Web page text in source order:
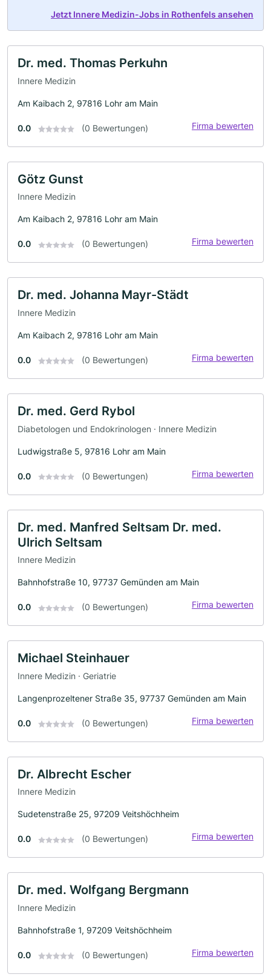
Jetzt Innere Medizin-Jobs in Rothenfels ansehen
Dr. med. Thomas Perkuhn
Innere Medizin
Am Kaibach 2, 97816 Lohr am Main
0.0 (0 Bewertungen) Firma bewerten
Götz Gunst
Innere Medizin
Am Kaibach 2, 97816 Lohr am Main
0.0 (0 Bewertungen) Firma bewerten
Dr. med. Johanna Mayr-Städt
Innere Medizin
Am Kaibach 2, 97816 Lohr am Main
0.0 (0 Bewertungen) Firma bewerten
Dr. med. Gerd Rybol
Diabetologen und Endokrinologen · Innere Medizin
Ludwigstraße 5, 97816 Lohr am Main
0.0 (0 Bewertungen) Firma bewerten
Dr. med. Manfred Seltsam Dr. med.
Ulrich Seltsam
Innere Medizin
Bahnhofstraße 10, 97737 Gemünden am Main
0.0 (0 Bewertungen) Firma bewerten
Michael Steinhauer
Innere Medizin · Geriatrie
Langenprozeltener Straße 35, 97737 Gemünden am Main
0.0 (0 Bewertungen) Firma bewerten
Dr. Albrecht Escher
Innere Medizin
Sudetenstraße 25, 97209 Veitshöchheim
0.0 (0 Bewertungen) Firma bewerten
Dr. med. Wolfgang Bergmann
Innere Medizin
Bahnhofstraße 1, 97209 Veitshöchheim
0.0 (0 Bewertungen) Firma bewerten